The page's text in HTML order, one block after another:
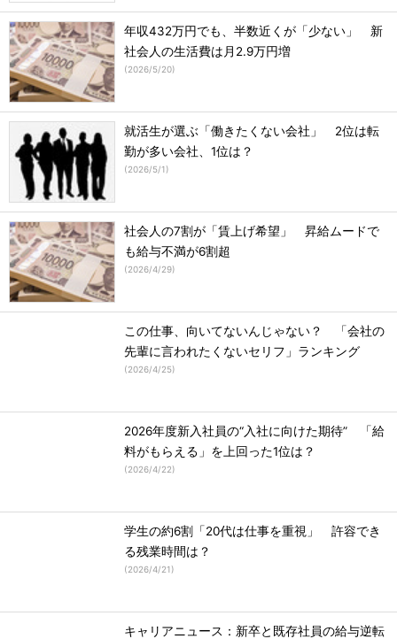
年収432万円でも、半数近くが「少ない」 新
社会人の生活費は月2.9万円増
(2026/5/20)
就活生が選ぶ「働きたくない会社」 2位は転
勤が多い会社、1位は？
(2026/5/1)
社会人の7割が「賃上げ希望」 昇給ムードで
も給与不満が6割超
(2026/4/29)
この仕事、向いてないんじゃない？ 「会社の
先輩に言われたくないセリフ」ランキング
(2026/4/25)
2026年度新入社員の“入社に向けた期待” 「給
料がもらえる」を上回った1位は？
(2026/4/22)
学生の約6割「20代は仕事を重視」 許容でき
る残業時間は？
(2026/4/21)
キャリアニュース：新卒と既存社員の給与逆転